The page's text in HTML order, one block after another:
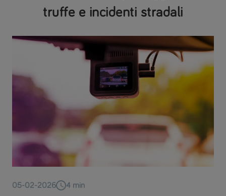
truffe e incidenti stradali
05-02-2026 4 min